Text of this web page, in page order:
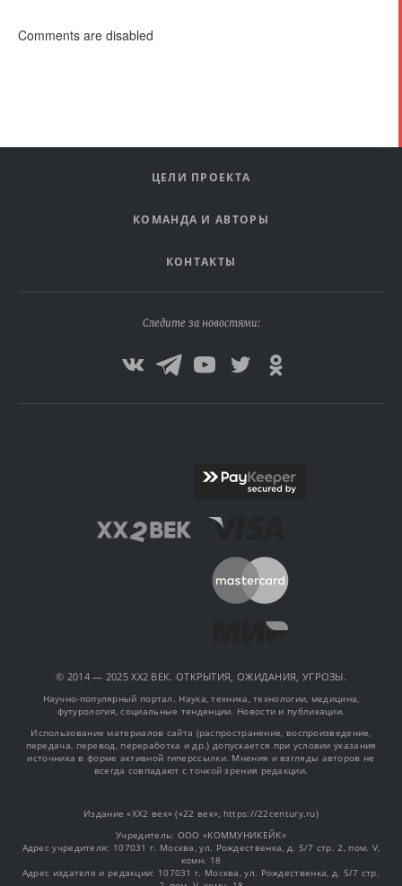
Comments are disabled
ЦЕЛИ ПРОЕКТА
КОМАНДА И АВТОРЫ
КОНТАКТЫ
Следите за новостями:
© 2014 — 2025 XX2 ВЕК. ОТКРЫТИЯ, ОЖИДАНИЯ, УГРОЗЫ.
Научно-популярный портал. Наука, техника, технологии, медицина,
футурология, социальные тенденции. Новости и публикации.
Использование материалов сайта (распространение, воспроизведение,
передача, перевод, переработка и др.) допускается при условии указания
источника в форме активной гиперссылки. Мнения и взгляды авторов не
всегда совпадают с точкой зрения редакции.
Издание «XX2 век» («22 век», https://22century.ru)
Учредитель: OOO «КОММУНИКЕЙК»
Адрес учредителя: 107031 г. Москва, ул. Рождественка, д. 5/7 стр. 2, пом. V,
комн. 18
Адрес издателя и редакции: 107031 г. Москва, ул. Рождественка, д. 5/7 стр.